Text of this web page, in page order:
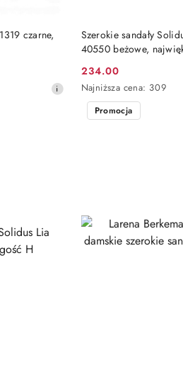
czarne,
Szerokie sandały
40550 beżowe,
Cena
promocyjna:
234.00
Najniższa
cena
Najniższa cena: 309
Promocja